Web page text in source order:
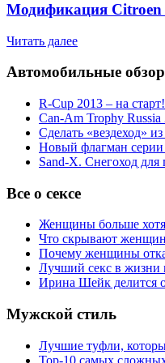
Модификация
Читать далее
Автомобильные
R-Cup 2013 – на старт!
Can-Am Trophy Russia
Сделать «вездеход»
Новый флагман
Sand-X. Снегоход для
Все о сексе
Женщины больше
Что скрывают
Почему женщины
Лучший секс в жизни
Ирина Шейк делится
Мужской стиль
Лучшие туфли,
Top-10 самых